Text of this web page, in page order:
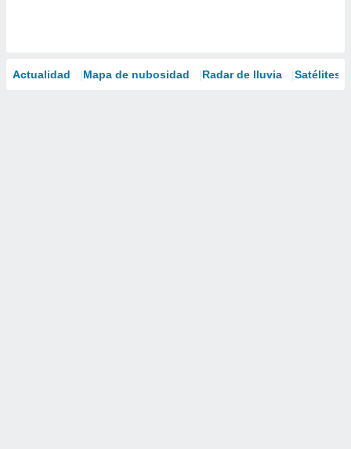
Actualidad Mapa de nubosidad Radar de lluvia Satélites